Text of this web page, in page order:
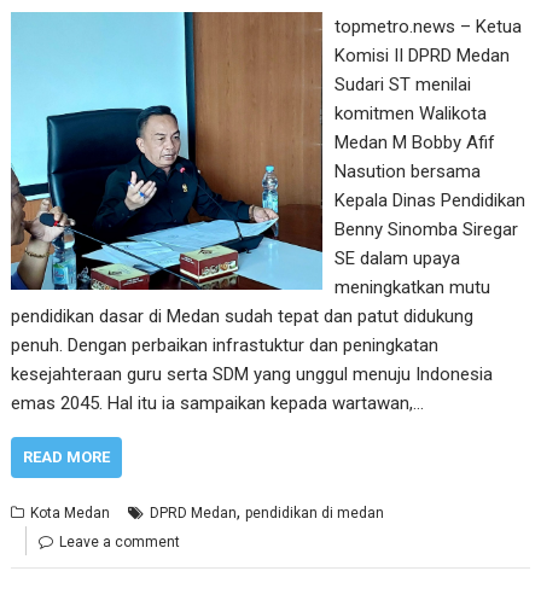
topmetro.news – Ketua
Komisi II DPRD Medan
Sudari ST menilai
komitmen Walikota
Medan M Bobby Afif
Nasution bersama
Kepala Dinas Pendidikan
Benny Sinomba Siregar
SE dalam upaya
meningkatkan mutu
pendidikan dasar di Medan sudah tepat dan patut didukung
penuh. Dengan perbaikan infrastuktur dan peningkatan
kesejahteraan guru serta SDM yang unggul menuju Indonesia
emas 2045. Hal itu ia sampaikan kepada wartawan,…
READ MORE
Kota Medan DPRD Medan,pendidikan di medan
Leave a comment